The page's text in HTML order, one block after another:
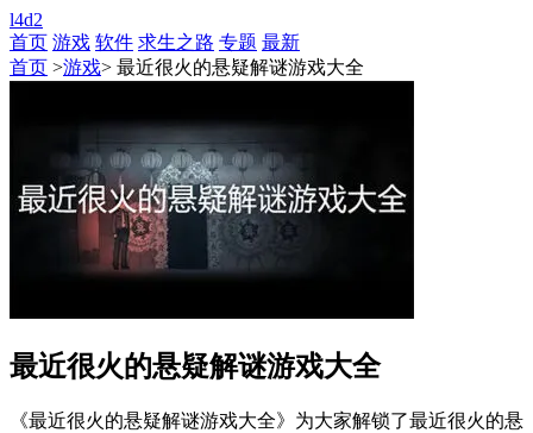
l4d2
首页 游戏 软件 求生之路 专题 最新
首页 >游戏> 最近很火的悬疑解谜游戏大全
最近很火的悬疑解谜游戏大全
《最近很火的悬疑解谜游戏大全》为大家解锁了最近很火的悬